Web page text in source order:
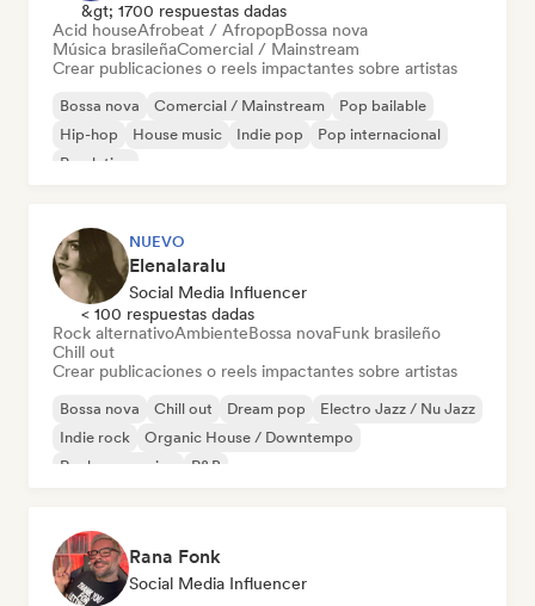
&gt; 1700 respuestas dadas
Acid houseAfrobeat / AfropopBossa nova
Música brasileñaComercial / Mainstream
Crear publicaciones o reels impactantes sobre artistas
Bossa nova Comercial / Mainstream
Pop bailable
Hip-hop
House music Indie pop
Pop internacional
Pop latino
NUEVO
Elenalaralu
Social Media Influencer
< 100 respuestas dadas
Rock alternativoAmbienteBossa novaFunk brasileño
Chill out
Crear publicaciones o reels impactantes sobre artistas
Bossa nova Chill out Dream pop
Electro Jazz / Nu Jazz
Indie rock
Organic House / Downtempo
Rock progresivo
R&B
Rana Fonk
Social Media Influencer